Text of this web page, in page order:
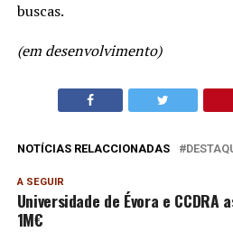
buscas.
(em desenvolvimento)
NOTÍCIAS RELACCIONADAS
A SEGUIR
Universidade de Évora e CCDRA
1M€